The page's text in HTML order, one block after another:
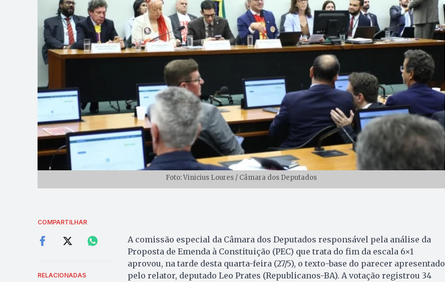
Foto: Vinicius Loures / Câmara dos Deputados
COMPARTILHAR
RELACIONADAS
A comissão especial da Câmara dos Deputados responsável pela análise da
Proposta de Emenda à Constituição (PEC) que trata do fim da escala 6×1
aprovou, na tarde desta quarta-feira (27/5), o texto-base do parecer apresentado
pelo relator, deputado Leo Prates (Republicanos-BA). A votação registrou 34